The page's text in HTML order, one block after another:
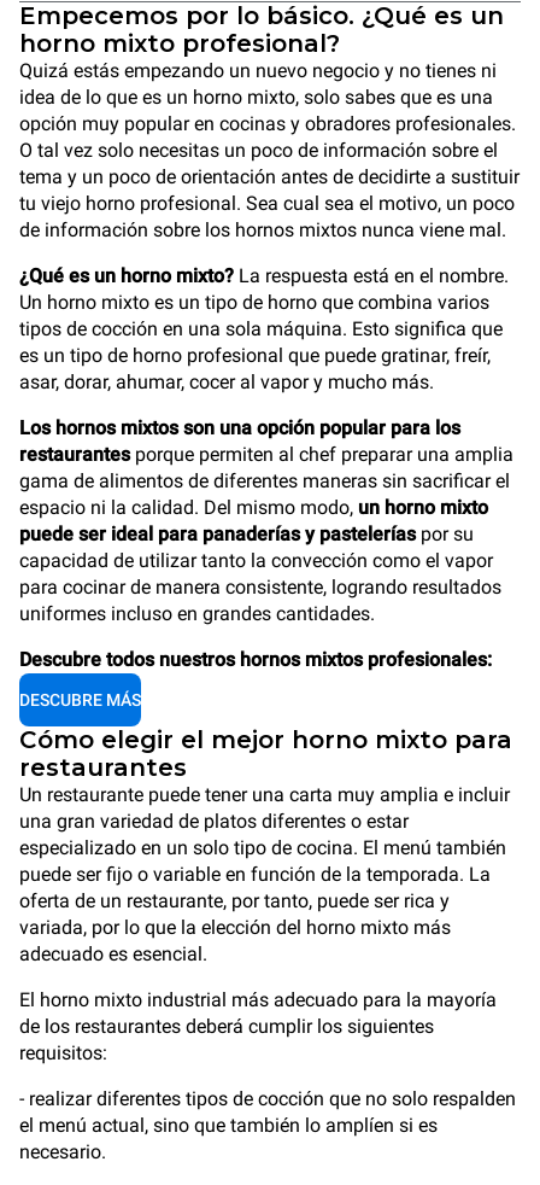
Empecemos por lo básico. ¿Qué es un
horno mixto profesional?
Quizá estás empezando un nuevo negocio y no tienes ni
idea de lo que es un horno mixto, solo sabes que es una
opción muy popular en cocinas y obradores profesionales.
O tal vez solo necesitas un poco de información sobre el
tema y un poco de orientación antes de decidirte a sustituir
tu viejo horno profesional. Sea cual sea el motivo, un poco
de información sobre los hornos mixtos nunca viene mal.
¿Qué es un horno mixto? La respuesta está en el nombre.
Un horno mixto es un tipo de horno que combina varios
tipos de cocción en una sola máquina. Esto significa que
es un tipo de horno profesional que puede gratinar, freír,
asar, dorar, ahumar, cocer al vapor y mucho más.
Los hornos mixtos son una opción popular para los
restaurantesporque permiten al chef preparar una amplia
gama de alimentos de diferentes maneras sin sacrificar el
espacio ni la calidad. Del mismo modo, un horno mixto
puede ser ideal para panaderías y pasteleríaspor su
capacidad de utilizar tanto la convección como el vapor
para cocinar de manera consistente, logrando resultados
uniformes incluso en grandes cantidades.
Descubre todos nuestros hornos mixtos profesionales:
DESCUBRE MÁS
Cómo elegir el mejor horno mixto para
restaurantes
Un restaurante puede tener una carta muy amplia e incluir
una gran variedad de platos diferentes o estar
especializado en un solo tipo de cocina. El menú también
puede ser fijo o variable en función de la temporada. La
oferta de un restaurante, por tanto, puede ser rica y
variada, por lo que la elección del horno mixto más
adecuado es esencial.
El horno mixto industrial más adecuado para la mayoría
de los restaurantes deberá cumplir los siguientes
requisitos:
- realizar diferentes tipos de cocción que no solo respalden
el menú actual, sino que también lo amplíen si es
necesario.